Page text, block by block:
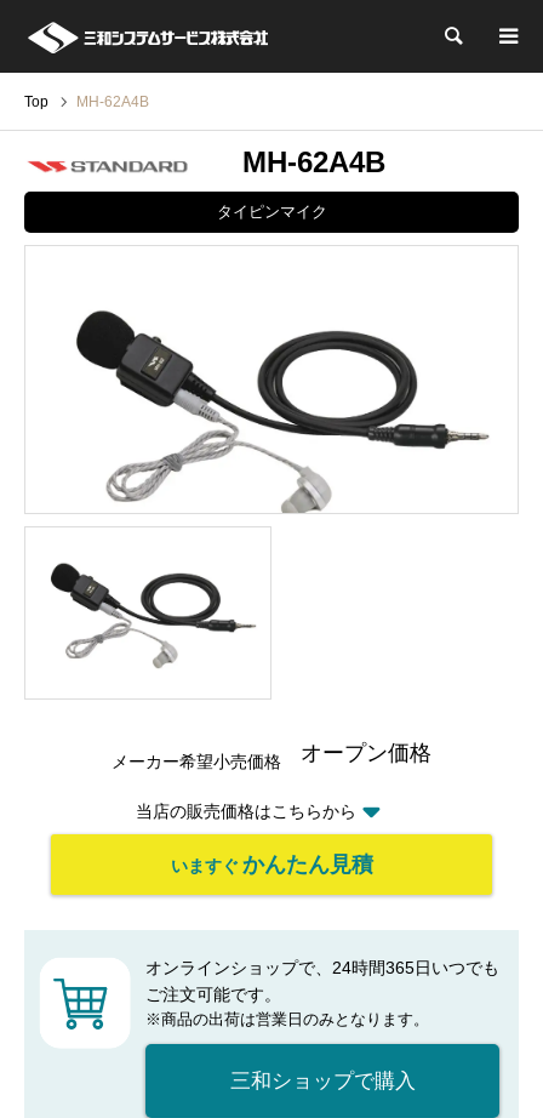
検索
Top MH-62A4B
MH-62A4B
タイピンマイク
メーカー希望小売価格 オープン価格
当店の販売価格はこちらから
いますぐ かんたん見積
オンラインショップで、24時間365日いつでも
ご注文可能です。
※商品の出荷は営業日のみとなります。
三和ショップで購入